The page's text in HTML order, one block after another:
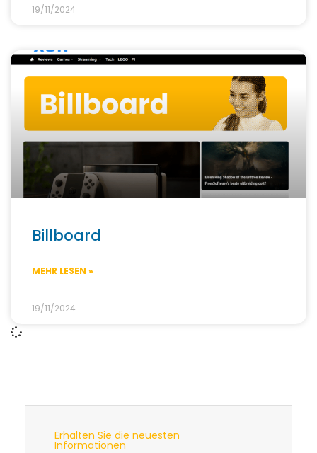
19/11/2024
Billboard
MEHR LESEN »
19/11/2024
Erhalten Sie die neuesten
Informationen